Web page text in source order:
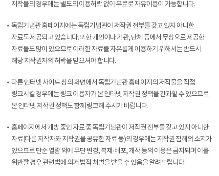
저작물의 경우에는 별도의 이용허락 없이 무료로 자유이용이 가능합니다.
독립기념관 홈페이지에는 독립기념관이 저작권 전부를 갖고 있지 아니한
자료도 제공되고 있습니다. 또한 개인이나 기관, 단체 등에서 무상으로 제공한
자료들도 많이 있으므로 이러한 자료를 자유롭게 이용하기 위해서는 반드시
해당 저작권자의 허락을 받으셔야 합니다.
다른 인터넷 사이트 상의 화면에서 독립기념관 홈페이지의 저작물을 직접
링크시킬 경우에는 링크 이용자가 본 인터넷 저작권 정책을 간과할 수 있으므로
본 인터넷 저작권 정책도 함께 링크해 주시기 바랍니다.
홈페이지에서 개방 중인 자료 중 독립기념관이 저작권 전부를 갖고 있지 아니한
자료(다른 저작자와 저작권을 공유한 자료 등)의 경우에는 저작권 침해의 소지가
있으므로 단순 열람 외에 무단 변경, 복제·배포, 개작 등의 이용은 금지되며 이를
위반할 경우 관련법에 의거 법적 처벌을 받을 수 있음을 알려드립니다.